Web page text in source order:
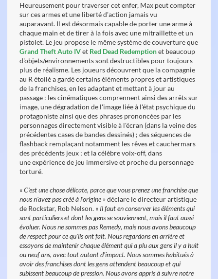
Heureusement pour traverser cet enfer, Max peut compter
sur ces armes et une liberté d'action jamais vu
auparavant. Il est désormais capable de porter une arme à
chaque main et de tirer à la fois avec une mitraillette et un
pistolet. Le jeu propose le même système de couverture que
Grand Theft Auto IVet Red Dead Redemptionet beaucoup
d'objets/environnements sont destructibles pour toujours
plus de réalisme. Les joueurs découvrent que la compagnie
au R étoilé a gardé certains éléments propres et artistiques
de la franchises, en les adaptant et mettant à jour au
passage : les cinématiques comprennent ainsi des arrêts sur
image, une dégradation de l'image liée à l'état psychique du
protagoniste ainsi que des phrases prononcées par les
personnages directement visible à l'écran (dans la veine des
précédentes cases de bandes dessinés) ; des séquences de
flashback remplaçant notamment les rêves et cauchermars
des précédents jeux ; et la célèbre voix-off, dans
une expérience de jeu immersive et proche du personnage
torturé.
«C'est une chose délicate, parce que vous prenez une franchise que
nous n'avez pas créé à l'origine » déclare le directeur artistique
de Rockstar, Rob Nelson. « Il faut en conserver les éléments qui
sont particuliers et dont les gens se souviennent, mais il faut aussi
évoluer. Nous ne sommes pas Remedy, mais nous avons beaucoup
de respect pour ce qu'ils ont fait. Nous regardons en arrière et
essayons de maintenir chaque élément qui a plu aux gens il y a huit
ou neuf ans, avec tout autant d'impact. Nous sommes habitués à
avoir des franchises dont les gens attendent beaucoup et qui
subissent beaucoup de pression. Nous avons appris à suivre notre